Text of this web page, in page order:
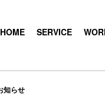
加工メー
HOME SERVICE
知らせ